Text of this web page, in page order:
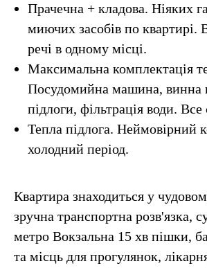
Прачечна + кладова. Ніяких
миючих засобів по квартирі.
речі в одному місці.
Максимальна комплектація
Посудомийна машина, винна
підлоги, фільтрація води. Все
Тепла підлога. Неймовірний
холодний період.
Квартира знаходиться у
зручна транспортна розв'язка,
метро Вокзальна 15 хв пішки,
та місць для прогулянок,